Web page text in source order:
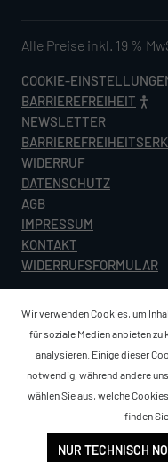
Alle Preise inkl. 19 %
COOKIE-
BARRIEREFREIHEIT
NEWSLETTER
WIDERRUF
DATENSCHUTZ
AGB
IMPRESSUM
KONTAKT
WIDERRUFSFORMULAR
Wir verwenden Cookies, um
für soziale Medien anbieten zu
analysieren. Einige dieser
notwendig, während andere
wählen Sie aus, welche
finden
NUR TECHNISCH